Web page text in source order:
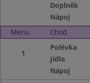
Doplněk
Nápoj
Menu
Chod
1
Polévka
Jídlo
Nápoj